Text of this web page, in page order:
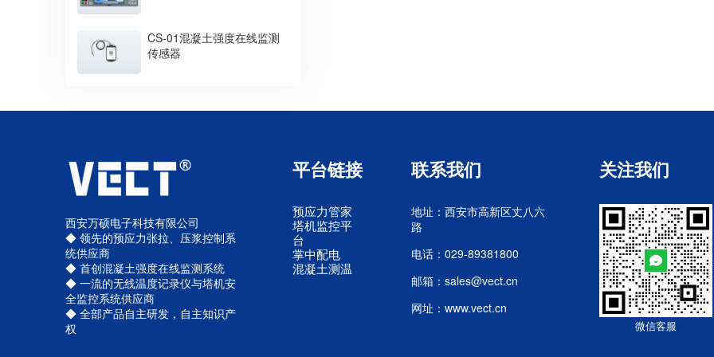
CS-01混凝土强度在线监测
传感器
西安万硕电子科技有限公司
◆ 领先的预应力张拉、压浆控制系
统供应商
◆ 首创混凝土强度在线监测系统
◆ 一流的无线温度记录仪与塔机安
全监控系统供应商
◆ 全部产品自主研发，自主知识产
权
平台链接
预应力管家
塔机监控平
台
掌中配电
混凝土测温
联系我们
地址：西安市高新区丈八六
路
电话：029-89381800
邮箱：sales@vect.cn
网址：www.vect.cn
关注我们
微信客服